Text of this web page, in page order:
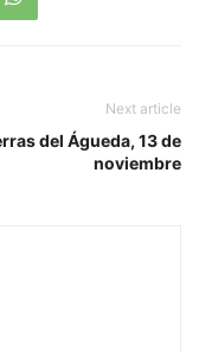
Next article
del Águeda, 13 de
noviembre